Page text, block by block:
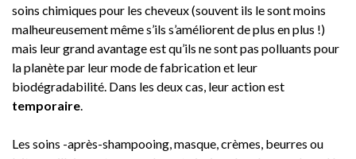
soins chimiques pour les cheveux (souvent ils le sont moins
malheureusement même s’ils s’améliorent de plus en plus !)
mais leur grand avantage est qu’ils ne sont pas polluants pour
la planète par leur mode de fabrication et leur
biodégradabilité. Dans les deux cas, leur action est
temporaire.
Les soins -après-shampooing, masque, crèmes, beurres ou